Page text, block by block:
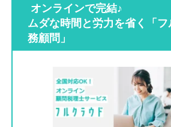
オンラインで完結♪
ムダな時間と労力を省く「
務顧問」